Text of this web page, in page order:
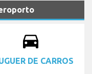
drive_eta
DE CARROS